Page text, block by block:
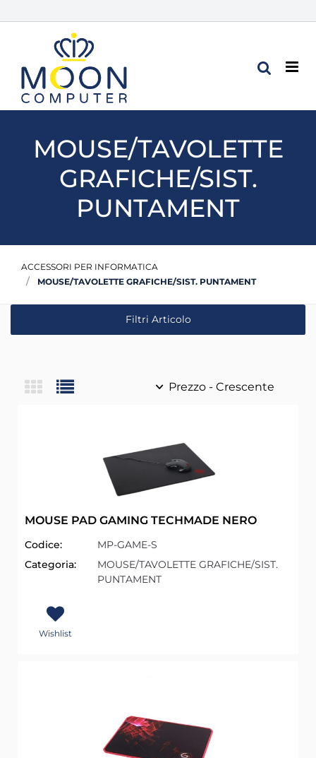
MOUSE/TAVOLETTE
GRAFICHE/SIST.
PUNTAMENT
ACCESSORI PER INFORMATICA
MOUSE/TAVOLETTE GRAFICHE/SIST. PUNTAMENT
Filtri Articolo
MOUSE PAD GAMING TECHMADE NERO
Codice:
MP-GAME-S
Categoria:
MOUSE/TAVOLETTE GRAFICHE/SIST.
PUNTAMENT
Wishlist